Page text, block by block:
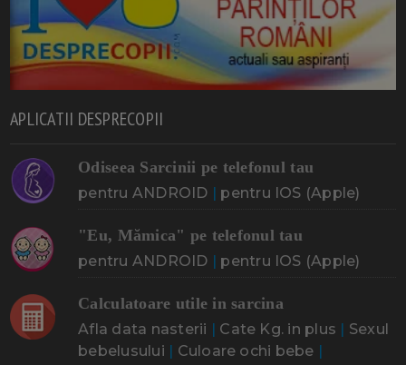
APLICATII DESPRECOPII
Odiseea Sarcinii pe telefonul tau
pentru ANDROID | pentru IOS (Apple)
"Eu, Mămica" pe telefonul tau
pentru ANDROID | pentru IOS (Apple)
Calculatoare utile in sarcina
Afla data nasterii | Cate Kg. in plus | Sexul
bebelusului | Culoare ochi bebe |